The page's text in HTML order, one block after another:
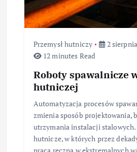
Przemysł hutniczy
2
12 minutes Read
Roboty spawalnicze
hutniczej
Automatyzacja procesów
zmienia sposób projektowania,
utrzymania instalacji stalowych.
hutnicze, w których przez